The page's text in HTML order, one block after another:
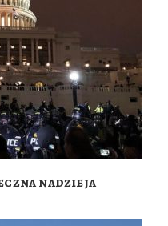
nadzieja